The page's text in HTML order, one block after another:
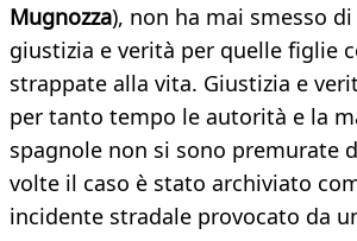
Mugnozza), non ha mai smesso
giustizia e verità per quelle figlie
strappate alla vita. Giustizia e
per tanto tempo le autorità e la
spagnole non si sono premurate
volte il caso è stato archiviato
incidente stradale provocato da